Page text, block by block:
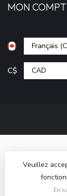
MON
C$
© Copyright
Veuillez
En